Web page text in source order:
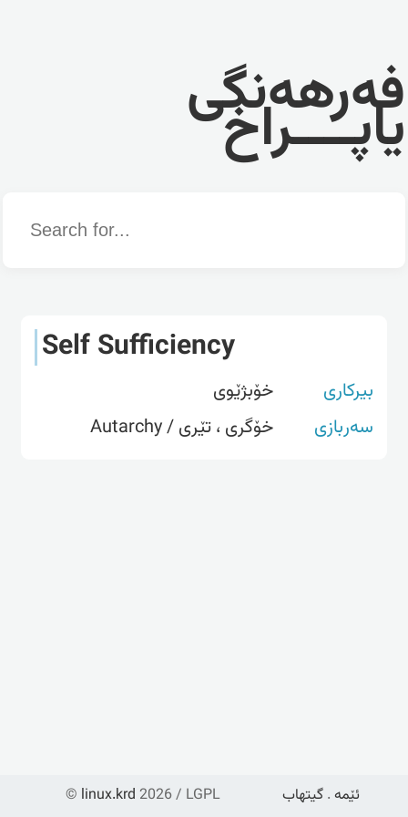
فەرهەنگی
یاپــــراخ
Word
Self Sufficiency
بیرکاری
خۆبژێوی
سەربازی
خۆگری ، تێری / Autarchy
© linux.krd 2026 / LGPL ئێمە . گیتهاب